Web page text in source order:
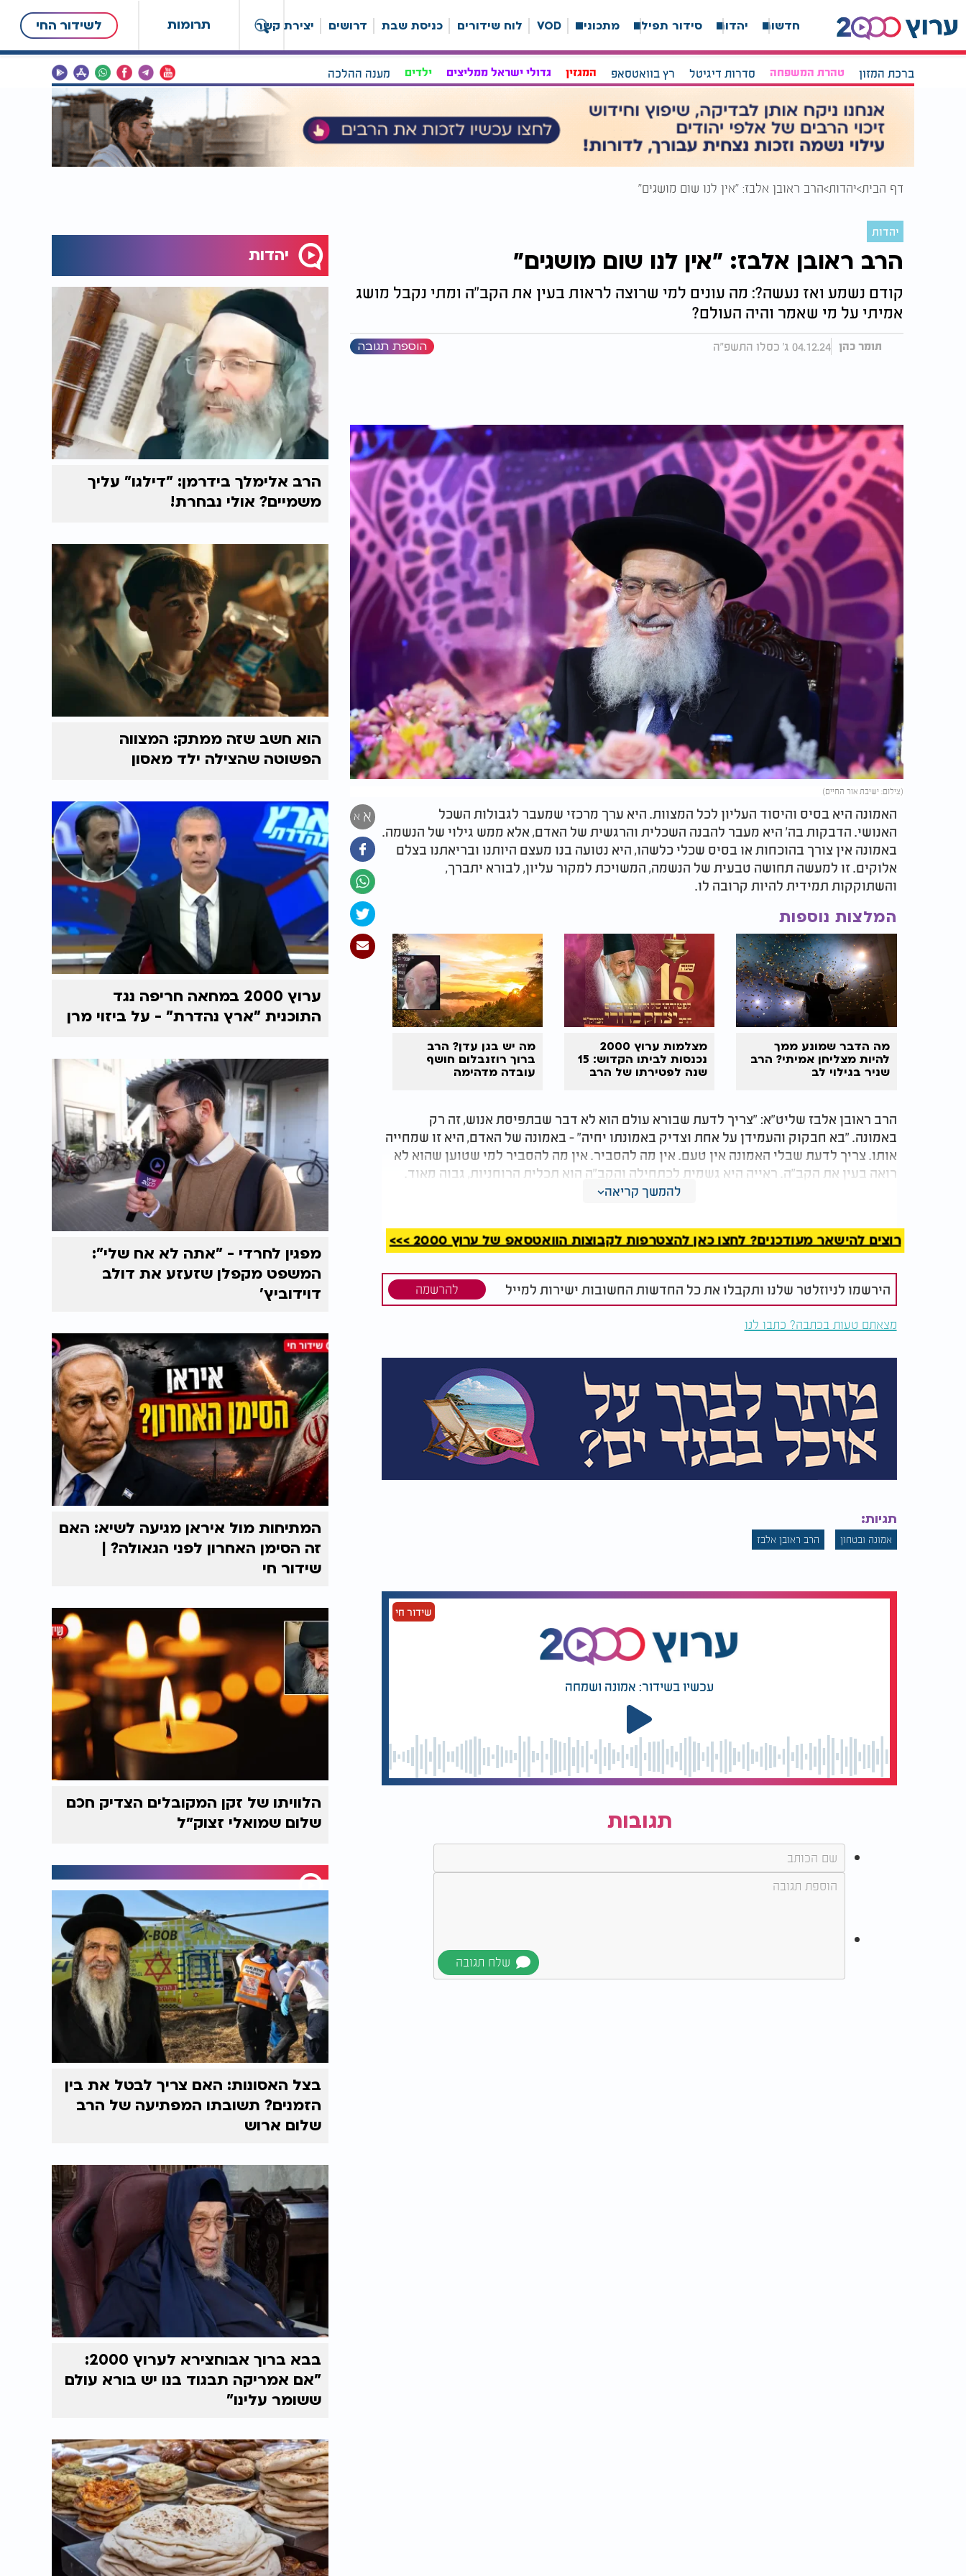
תרומות לשידור החי חדשות יהדות סידור תפילה מתכונים VOD לוח שידורים כניסת שבת דרושים יצירת קשר
ברכת המזון טהרת המשפחה סדרות דיגיטל רץ בוואטסאפ המגזין גדולי ישראל ממליצים ילדים מענה ההלכה
דף הבית יהדות הרב ראובן אלבז: "אין לנו שום מושגים"
יהדות
הרב ראובן אלבז: "אין לנו שום מושגים"
קודם נשמע ואז נעשה?: מה עונים למי שרוצה לראות בעין את הקב"ה ומתי נקבל מושג
אמיתי על מי שאמר והיה העולם?
תומר כהן 04.12.24 ג' כסלו התשפ"ה הוספת תגובה
(צילום: ישיבת אור החיים)
א א
האמונה היא בסיס והיסוד העליון לכל המצוות. היא ערך מרכזי שמעבר לגבולות השכל
האנושי. הדבקות בה' היא מעבר להבנה השכלית והרגשית של האדם, אלא ממש גילוי של הנשמה.
באמונה אין צורך בהוכחות או בסיס שכלי כלשהו, היא נטועה בנו מעצם היותנו ובריאתנו בצלם
אלוקים. זו למעשה תחושה טבעית של הנשמה, המשויכת למקור עליון, לבורא יתברך,
והשתוקקות תמידית להיות קרובה לו.
המלצות נוספות
מה הדבר שמונע ממך
להיות מצליחן אמיתי? הרב
שניר בגילוי לב
מצלמות ערוץ 2000
נכנסות לביתו הקדוש: 15
שנה לפטירתו של הרב
מה יש בגן עדן? הרב
ברוך רוזנבלום חושף
עובדה מדהימה
הרב ראובן אלבז שליט"א: "צריך לדעת שבורא עולם הוא לא דבר שבתפיסת אנוש, זה רק
באמונה. "בא חבקוק והעמידן על אחת וצדיק באמונתו יחיה" - באמונה של האדם, היא זו שמחייה
אותו. צריך לדעת שבלי האמונה אין טעם. אין מה להסביר. אין מה להסביר למי שטוען שהוא לא
רואה בעין את הקב"ה. ראייה היא גשמית לכתחילה והקב"ה הוא תכלית הרוחניות, גבוה מאוד.
הקב"ה הוא רם ונישא, גדול ונורא. אין לנו שום מושג. המושג שיש לנו, הוא שלאחר פטירתו של
להמשך קריאה
רוצים להישאר מעודכנים? לחצו כאן להצטרפות לקבוצות הוואטסאפ של ערוץ 2000 >>>
הירשמו לניוזלטר שלנו ותקבלו את כל החדשות החשובות ישירות למייל להרשמה
מצאתם טעות בכתבה? כתבו לנו
תגיות:
אמונה ובטחון הרב ראובן אלבז
שידור חי
עכשיו בשידור: אמונה ושמחה
תגובות
יהדות
הרב אלימלך בידרמן: "דילגו" עליך
משמיים? אולי נבחרת!
הוא חשב שזה ממתק: המצווה
הפשוטה שהצילה ילד מאסון
ערוץ 2000 במחאה חריפה נגד
התוכנית "ארץ נהדרת" - על ביזוי מרן
מפגין לחרדי - "אתה לא אח שלי":
המשפט מקפלן שזעזע את דולב
דוידוביץ'
המתיחות מול איראן מגיעה לשיא: האם
זה הסימן האחרון לפני הגאולה? |
שידור חי
הלוויתו של זקן המקובלים הצדיק חכם
שלום שמואלי זצוק״ל
בצל האסונות: האם צריך לבטל את בין
הזמנים? תשובתו המפתיעה של הרב
שלום ארוש
בבא ברוך אבוחצירא לערוץ 2000:
"אם אמריקה תבגוד בנו יש בורא עולם
ששומר עלינו"